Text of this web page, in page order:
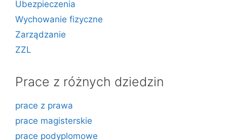
Ubezpieczenia
Wychowanie fizyczne
Zarządzanie
ZZL
Prace z różnych dziedzin
prace z prawa
prace magisterskie
prace podyplomowe